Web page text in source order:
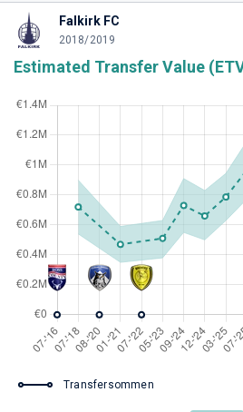
Falkirk FC
2018/2019
Estimated Transfer Value
Transfersommen